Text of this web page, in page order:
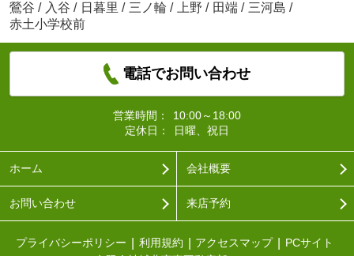
鶯谷 / 入谷 / 日暮里 / 三ノ輪 / 上野 / 田端 / 三河島 /
赤土小学校前
電話でお問い合わせ
営業時間：
10:00～18:00
定休日：
日曜、祝日
ホーム 会社概要
お問い合わせ 来店予約
プライバシーポリシー 利用規約 アクセスマップ
PCサイト